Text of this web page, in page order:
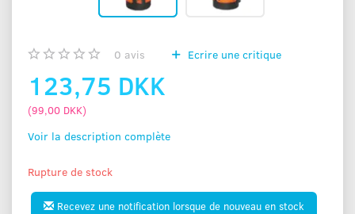
0 avis Ecrire une critique
123,75 DKK
(99,00 DKK)
Voir la description complète
Rupture de stock
Recevez une notification lorsque de nouveau en stock